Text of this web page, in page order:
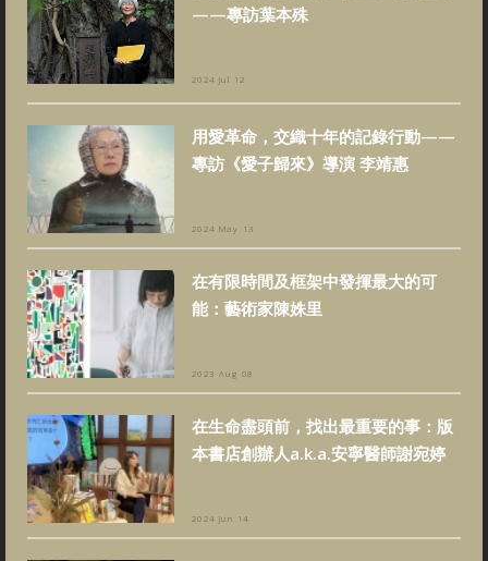
——專訪葉本殊
2024 Jul 12
用愛革命，交織十年的記錄行動——
專訪《愛子歸來》導演 李靖惠
2024 May 13
在有限時間及框架中發揮最大的可
能：藝術家陳姝里
2023 Aug 08
在生命盡頭前，找出最重要的事：版
本書店創辦人a.k.a.安寧醫師謝宛婷
2024 Jun 14